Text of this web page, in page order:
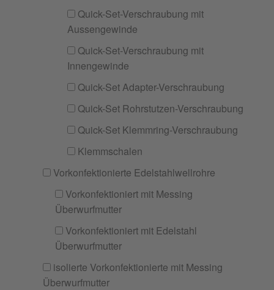
Quick-Set-Verschraubung mit
Aussengewinde
Quick-Set-Verschraubung mit
Innengewinde
Quick-Set Adapter-Verschraubung
Quick-Set Rohrstutzen-Verschraubung
Quick-Set Klemmring-Verschraubung
Klemmschalen
Vorkonfektionierte Edelstahlwellrohre
Vorkonfektioniert mit Messing
Überwurfmutter
Vorkonfektioniert mit Edelstahl
Überwurfmutter
isolierte Vorkonfektionierte mit Messing
Überwurfmutter